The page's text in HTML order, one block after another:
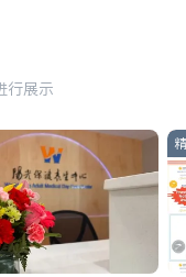
行展示